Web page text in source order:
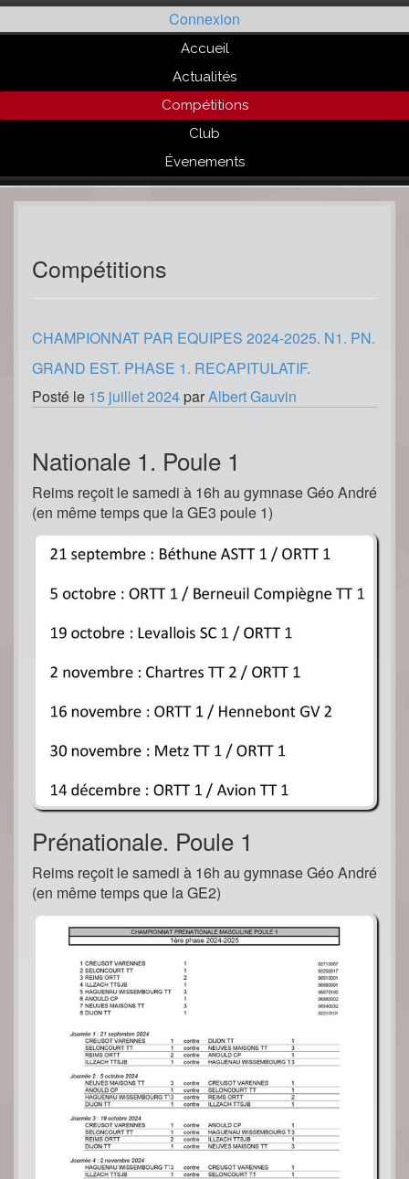
Passer
au
Connexion
Accueil
Actualités
Compétitions
Club
Évenements
Compétitions
CHAMPIONNAT PAR EQUIPES 2024-2025. N1. PN.
GRAND EST. PHASE 1. RECAPITULATIF.
Posté le 15 juillet 2024 parAlbert Gauvin
Nationale 1. Poule 1
Reims reçoit le samedi à 16h au gymnase Géo André
(en même temps que la GE3 poule 1)
Prénationale. Poule 1
Reims reçoit le samedi à 16h au gymnase Géo André
(en même temps que la GE2)